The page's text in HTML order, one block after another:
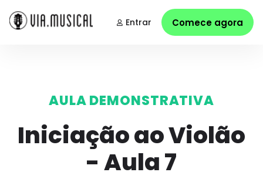
Entrar Comece agora
AULA DEMONSTRATIVA
Iniciação ao Violão
- Aula 7